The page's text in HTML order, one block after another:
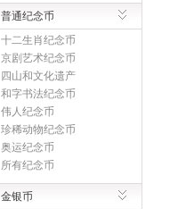
普通纪念币
十二生肖纪念币
京剧艺术纪念币
四山和文化遗产
和字书法纪念币
伟人纪念币
珍稀动物纪念币
奥运纪念币
所有纪念币
金银币